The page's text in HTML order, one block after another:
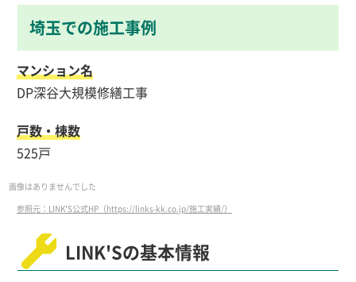
埼玉での施工事例
マンション名
DP深谷大規模修繕工事
戸数・棟数
525戸
画像はありませんでした
参照元：LINK'S公式HP（https://links-kk.co.jp/施工実績/）
LINK'Sの基本情報